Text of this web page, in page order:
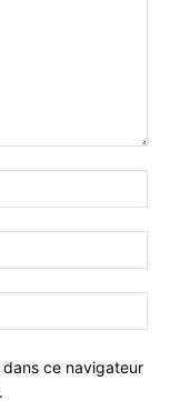
ce navigateur